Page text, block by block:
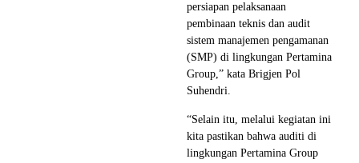
persiapan pelaksanaan
pembinaan teknis dan audit
sistem manajemen pengamanan
(SMP) di lingkungan Pertamina
Group,” kata Brigjen Pol
Suhendri.
“Selain itu, melalui kegiatan ini
kita pastikan bahwa auditi di
lingkungan Pertamina Group